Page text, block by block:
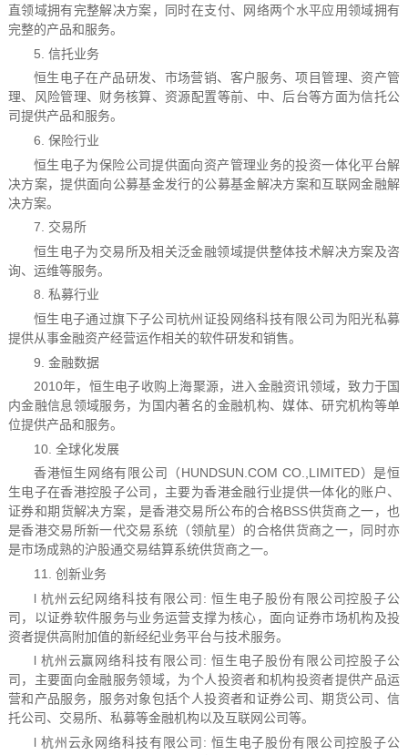
直领域拥有完整解决方案，同时在支付、网络两个水平应用领域拥有
完整的产品和服务。
5. 信托业务
恒生电子在产品研发、市场营销、客户服务、项目管理、资产管
理、风险管理、财务核算、资源配置等前、中、后台等方面为信托公
司提供产品和服务。
6. 保险行业
恒生电子为保险公司提供面向资产管理业务的投资一体化平台解
决方案，提供面向公募基金发行的公募基金解决方案和互联网金融解
决方案。
7. 交易所
恒生电子为交易所及相关泛金融领域提供整体技术解决方案及咨
询、运维等服务。
8. 私募行业
恒生电子通过旗下子公司杭州证投网络科技有限公司为阳光私募
提供从事金融资产经营运作相关的软件研发和销售。
9. 金融数据
2010年，恒生电子收购上海聚源，进入金融资讯领域，致力于国
内金融信息领域服务，为国内著名的金融机构、媒体、研究机构等单
位提供产品和服务。
10. 全球化发展
香港恒生网络有限公司（HUNDSUN.COM CO.,LIMITED）是恒
生电子在香港控股子公司，主要为香港金融行业提供一体化的账户、
证券和期货解决方案，是香港交易所公布的合格BSS供货商之一，也
是香港交易所新一代交易系统（领航星）的合格供货商之一，同时亦
是市场成熟的沪股通交易结算系统供货商之一。
11. 创新业务
l 杭州云纪网络科技有限公司: 恒生电子股份有限公司控股子公
司，以证券软件服务与业务运营支撑为核心，面向证券市场机构及投
资者提供高附加值的新经纪业务平台与技术服务。
l 杭州云赢网络科技有限公司: 恒生电子股份有限公司控股子公
司，主要面向金融服务领域，为个人投资者和机构投资者提供产品运
营和产品服务，服务对象包括个人投资者和证券公司、期货公司、信
托公司、交易所、私募等金融机构以及互联网公司等。
l 杭州云永网络科技有限公司: 恒生电子股份有限公司控股子公